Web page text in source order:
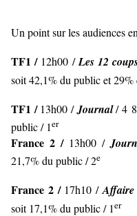
Un point sur les audiences
TF1 / 12h00 /Les 12
soit 42,1% du public et 29%
TF1 / 13h00 /Journal/ 4
public / 1er
France 2 / 13h00 /
21,7% du public / 2e
France 2 / 17h10 /Affaire
soit 17,1% du public / 1er